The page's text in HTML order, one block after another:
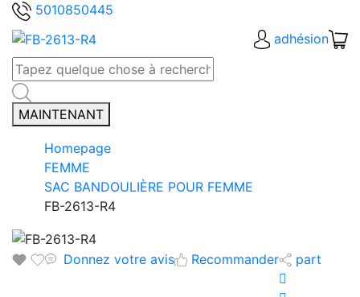
5010850445
MAINTENANT
adhésion
Homepage
FEMME
SAC BANDOULIÈRE POUR FEMME
FB-2613-R4
Donnez votre avis Recommander part